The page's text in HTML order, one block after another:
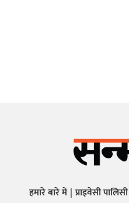
हमारे बारे में प्राइवेसी पालिसी